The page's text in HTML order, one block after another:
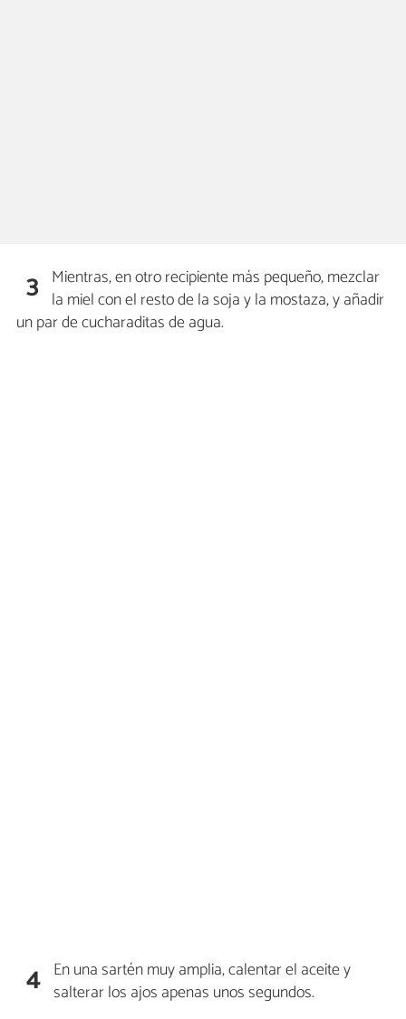
3 Mientras, en otro recipiente más pequeño, mezclar
la miel con el resto de la soja y la mostaza, y añadir
un par de cucharaditas de agua.
4 En una sartén muy amplia, calentar el aceite y
salterar los ajos apenas unos segundos.